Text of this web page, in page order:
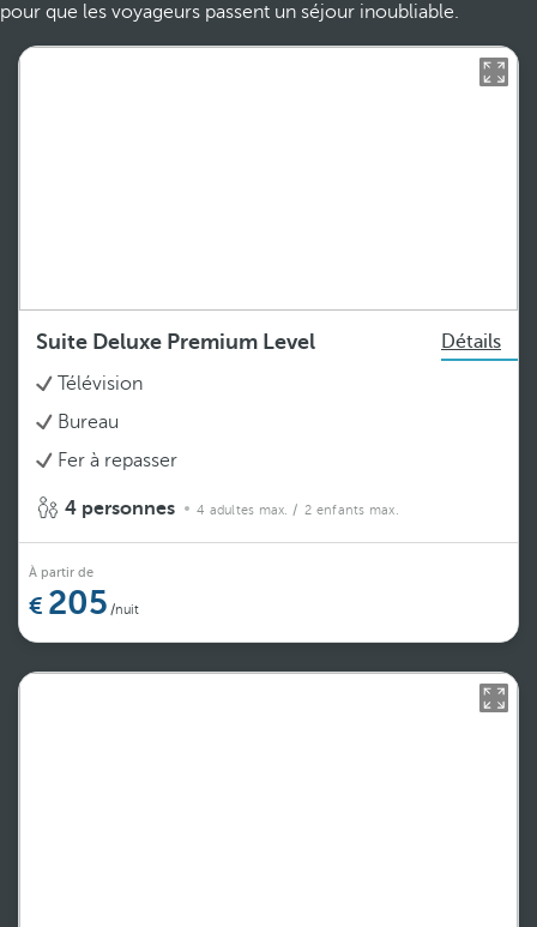
pour que les voyageurs passent un séjour inoubliable.
Suite Deluxe Premium Level
Détails
Télévision
Bureau
Fer à repasser
4 personnes 4 adultes max. / 2 enfants max.
À partir de
205 /nuit